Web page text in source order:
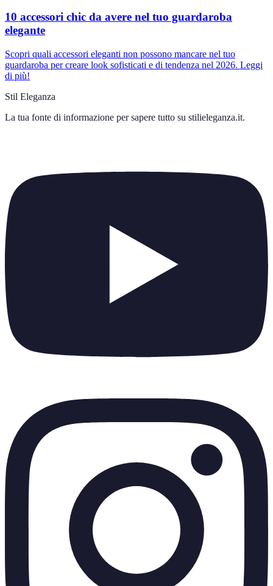
10 accessori chic da avere nel tuo guardaroba
elegante
Scopri quali accessori eleganti non possono mancare nel tuo
guardaroba per creare look sofisticati e di tendenza nel 2026. Leggi
di più!
Stil Eleganza
La tua fonte di informazione per sapere tutto su stilieleganza.it.